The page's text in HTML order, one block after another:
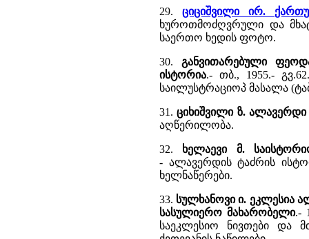
29.ციციშვილი ირ.
ხუროთმოძღვრული და
საერთო ხედის ფოტო.
30. განვითარებული
ისტორია.- თბ., 1955.-
საილუსტრაციოპ მასალა
31.ციხიშვილი ზ. ალავერდი
აღწერილობა.
32. ხელაევი მ.
- ალავერდის ტაძრის
ხელნაწერები.
33. სულხანოვი ი. ეკლესია
სასულიერო მახარობელი.-
საეკლესიო ნივთები და